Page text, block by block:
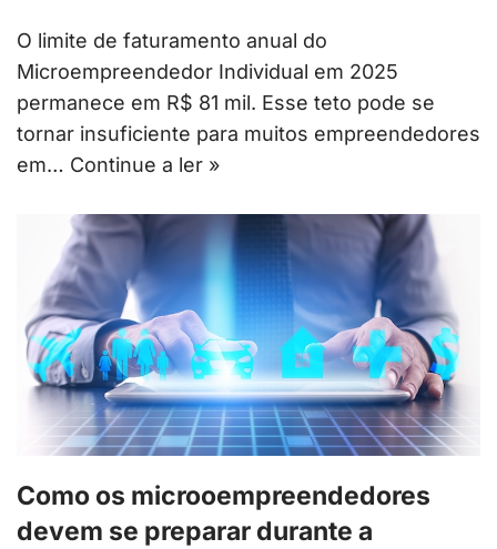
O limite de faturamento anual do
Microempreendedor Individual em 2025
permanece em R$ 81 mil. Esse teto pode se
tornar insuficiente para muitos empreendedores
em… Continue a ler »
Como os microoempreendedores
devem se preparar durante a